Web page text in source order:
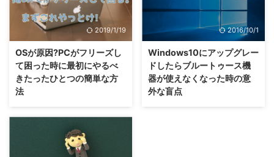
2019/1/19
OSが原因?PCがフリーズし
て困った時に最初にやるべ
きたったひとつの簡単な方
法
2016/10/1
Windows10にアップグレー
ドしたらブルートゥース機
器が使えなくなった時の意
外な盲点